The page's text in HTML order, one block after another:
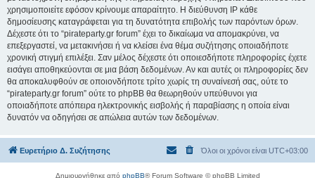
χρησιμοποιείτε εφόσον κρίνουμε απαραίτητο. Η διεύθυνση IP κάθε
δημοσίευσης καταγράφεται για τη δυνατότητα επιβολής των παρόντων όρων.
Δέχεστε ότι το “pirateparty.gr forum” έχει το δικαίωμα να απομακρύνει, να
επεξεργαστεί, να μετακινήσει ή να κλείσει ένα θέμα συζήτησης οποιαδήποτε
χρονική στιγμή επιλέξει. Σαν μέλος δέχεστε ότι οποιεσδήποτε πληροφορίες έχετε
εισάγει αποθηκεύονται σε μια βάση δεδομένων. Αν και αυτές οι πληροφορίες δεν
θα αποκαλυφθούν σε οποιονδήποτε τρίτο χωρίς τη συναίνεσή σας, ούτε το
“pirateparty.gr forum” ούτε το phpBB θα θεωρηθούν υπεύθυνοι για
οποιαδήποτε απόπειρα ηλεκτρονικής εισβολής ή παραβίασης η οποία είναι
δυνατόν να οδηγήσει σε απώλεια αυτών των δεδομένων.
Ευρετήριο Δ. Συζήτησης Όλοι οι χρόνοι είναι UTC+03:00
Δημιουργήθηκε από phpBB® Forum Software © phpBB Limited